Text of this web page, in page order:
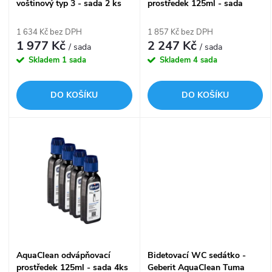
o
d
o
d
voštinový typ 3 - sada 2 ks
1 634 Kč bez DPH
1 977 Kč/ sada
Skladem 1 sada
DO KOŠÍKU
prostředek 125ml - sada
1 857 Kč bez DPH
2 247 Kč/ sada
Skladem 4 sada
DO KOŠÍKU
AquaClean odvápňovací
prostředek 125ml - sada 4ks
Bidetovací WC sedátko -
Geberit AquaClean Tuma